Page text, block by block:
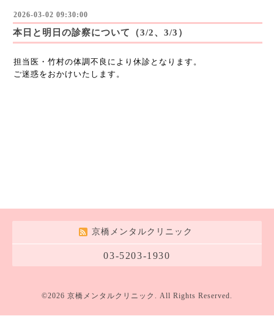
2026-03-02 09:30:00
本日と明日の診察について（3/2、3/3）
担当医・竹村の体調不良により休診となります。
ご迷惑をおかけいたします。
京橋メンタルクリニック
03-5203-1930
©2026 京橋メンタルクリニック . All Rights Reserved.